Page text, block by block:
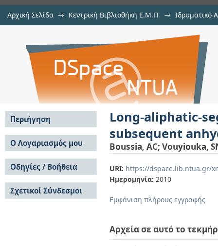
Αρχική Σελίδα → Κεντρική Βιβλιοθήκη Ε.Μ.Π. → Ιδρυματικό
Long-aliphatic-segment
anhydrous polymerization
Long-aliphatic-
subsequent
Boussia, AC; Vouyiouka,
URI: https://dspace.lib.ntua.gr/
Ημερομηνία: 2010
Εμφάνιση πλήρους εγγραφής
Αρχεία σε αυτό το
Περιήγηση
Σε όλο το DSpace
Κοινότητες & Συλλογές
Ανά Ημερομηνία
Έκδοσης
Συγγραφείς
Τίτλοι
Θέματα
Ο Λογαριασμός μου
Σύνδεση
Εγγραφή
Οδηγίες / Βοήθεια
Οδηγίες Υποβολής
Οδηγίες Χρήσης ΙΑ
Συχνές Ερωτήσεις
Σχετικοί Σύνδεσμοι